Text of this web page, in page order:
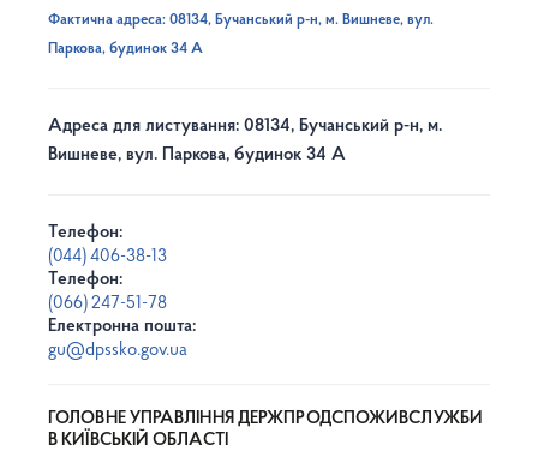
Фактична адреса: 08134, Бучанський р-н, м. Вишневе, вул.
Паркова, будинок 34 А
Адреса для листування: 08134, Бучанський р-н, м.
Вишневе, вул. Паркова, будинок 34 А
Телефон:
(044) 406-38-13
Телефон:
(066) 247-51-78
Електронна пошта:
gu@dpssko.gov.ua
ГОЛОВНЕ УПРАВЛІННЯ ДЕРЖПРОДСПОЖИВСЛУЖБИ
В КИЇВСЬКІЙ ОБЛАСТІ